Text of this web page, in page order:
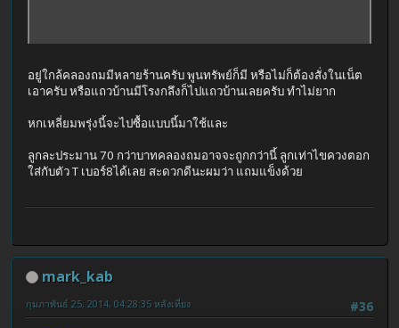
อยู่ใกล้คลองถมมีหลายร้านครับ พูนทรัพย์ก็มี หรือไม่ก็ต้องสั่งในเน็ต
เอาครับ หรือแถวบ้านมีโรงกลึงก็ไปแถวบ้านเลยครับ ทำไม่ยาก
หกเหลี่ยมพรุ่งนี้จะไปซื้อแบบนี้มาใช้และ
ลูกละประมาน 70 กว่าบาทคลองถมอาจจะถูกกว่านี้ ลูกเท่าไขควงตอก
ใส่กับตัว T เบอร์8ได้เลย สะดวกดีนะผมว่า แถมแข็งด้วย
mark_kab
#36
กุมภาพันธ์ 25, 2014, 04:28:35 หลังเที่ยง